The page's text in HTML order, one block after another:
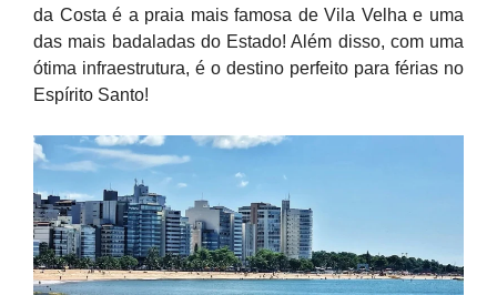
da Costa é a praia mais famosa de Vila Velha e uma
das mais badaladas do Estado! Além disso, com uma
ótima infraestrutura, é o destino perfeito para férias no
Espírito Santo!